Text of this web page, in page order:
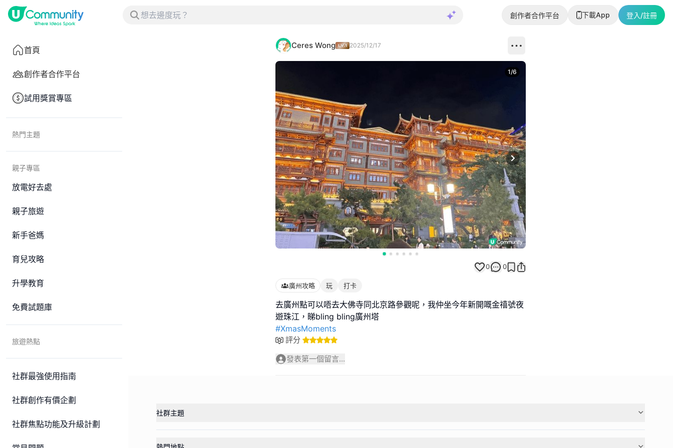
創作者合作平台 下載App 登入/註冊
首頁
創作者合作平台
試用獎賞專區
熱門主題
親子專區
放電好去處
親子旅遊
新手爸媽
育兒攻略
升學教育
免費試題庫
旅遊熱點
社群最強使用指南
社群創作有價企劃
社群焦點功能及升級計劃
Ceres Wong 2025/12/17
Next slide
1/6
0 0
廣州攻略 玩 打卡
去廣州點可以唔去大佛寺同北京路參觀呢，我仲坐今年新開嘅金禧號夜
#XmasMoments
評分
發表第一個留言...
社群主題